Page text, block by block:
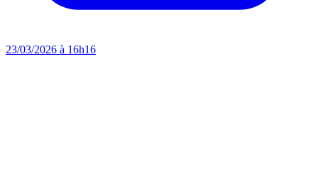
23/03/2026 à 16h16